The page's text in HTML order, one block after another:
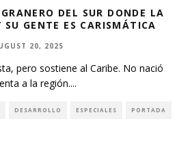
DEL SUR DONDE LA
SU GENTE ES CARISMÁTICA
20, 2025
pero sostiene al Caribe. No nació
a la región....
DESARROLLO ESPECIALES PORTADA